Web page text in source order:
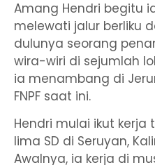
Amang Hendri begitu
melewati jalur berliku
dulunya seorang
wira-wiri di sejumlah
ia menambang di
FNPF saat ini.
Hendri mulai ikut kerja
lima SD di Seruyan,
Awalnya, ia kerja di